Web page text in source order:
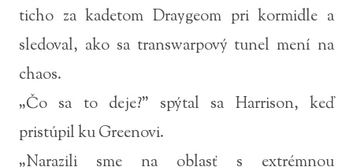
ticho za kadetom Draygeom pri kormidle a
sledoval, ako sa transwarpový tunel mení na
chaos.
„Čo sa to deje?” spýtal sa Harrison, keď
pristúpil ku Greenovi.